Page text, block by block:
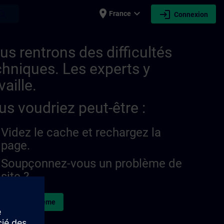
place France expand_more login Connexion
rentrons des difficultés
Les experts y
voudriez peut-être :
Videz le cache et rechargez la
page.
Soupçonnez-vous un problème de
site ?
le problème